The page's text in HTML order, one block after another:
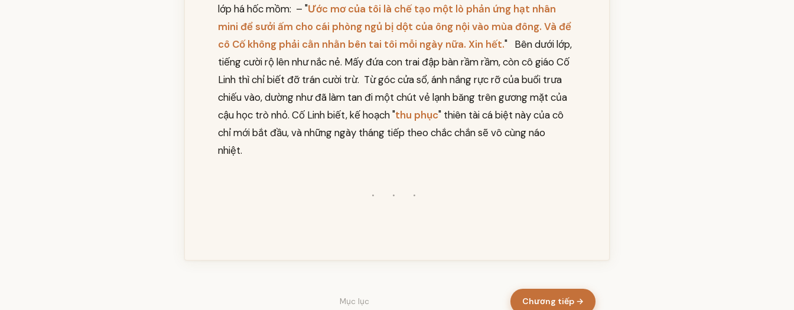
lớp há hốc mồm: – "Ước mơ của tôi là chế tạo một lò phản ứng hạt nhân
mini để sưởi ấm cho cái phòng ngủ bị dột của ông nội vào mùa đông. Và để
cô Cố không phải cằn nhằn bên tai tôi mỗi ngày nữa. Xin hết." Bên dưới lớp,
tiếng cười rộ lên như nắc nẻ. Mấy đứa con trai đập bàn rầm rầm, còn cô giáo Cố
Linh thì chỉ biết đỡ trán cười trừ. Từ góc cửa sổ, ánh nắng rực rỡ của buổi trưa
chiếu vào, dường như đã làm tan đi một chút vẻ lạnh băng trên gương mặt của
cậu học trò nhỏ. Cố Linh biết, kế hoạch "thu phục" thiên tài cá biệt này của cô
chỉ mới bắt đầu, và những ngày tháng tiếp theo chắc chắn sẽ vô cùng náo
nhiệt.
· · ·
Mục lục Chương tiếp →